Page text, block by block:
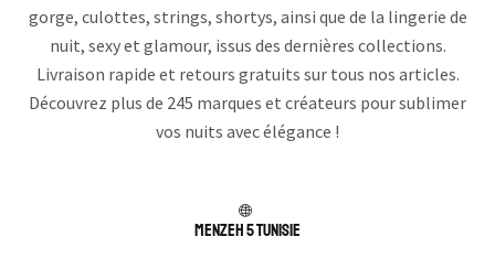
gorge, culottes, strings, shortys, ainsi que de la lingerie de
nuit, sexy et glamour, issus des dernières collections.
Livraison rapide et retours gratuits sur tous nos articles.
Découvrez plus de 245 marques et créateurs pour sublimer
vos nuits avec élégance !
Menzeh 5 TUNISIE